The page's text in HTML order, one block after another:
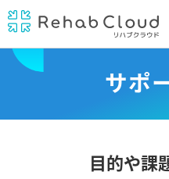
サポ
目的や課